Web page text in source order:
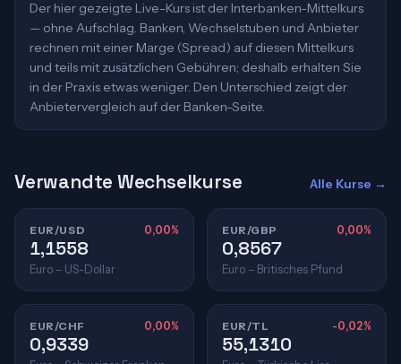
Der hier gezeigte Live-Kurs ist der Interbanken-Mittelkurs
— ohne Aufschlag. Banken, Wechselstuben und Anbieter
rechnen mit einer Marge (Spread) auf diesen Mittelkurs
und teils mit zusätzlichen Gebühren; deshalb erhalten Sie
in der Praxis etwas weniger. Den Unterschied zeigt der
Anbietervergleich auf der Banken-Seite.
Verwandte Wechselkurse Alle Kurse →
EUR/USD 0,00%
1,1558
Euro – US-Dollar
EUR/GBP 0,00%
0,8567
Euro – Britisches Pfund
EUR/CHF 0,00%
0,9339
EUR/TL -0,02%
55,1310